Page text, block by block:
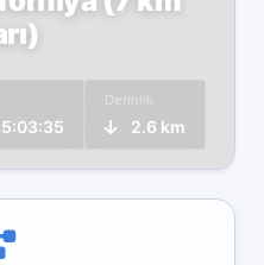
Derinlik
2.6 km